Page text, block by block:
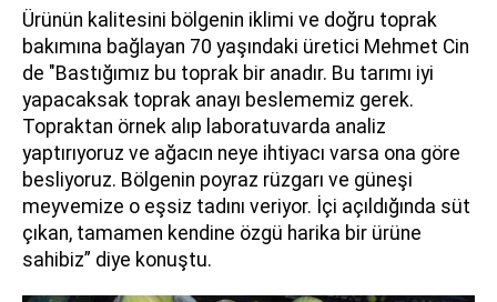
Ürünün kalitesini bölgenin iklimi ve doğru toprak
bakımına bağlayan 70 yaşındaki üretici Mehmet Cin
de "Bastığımız bu toprak bir anadır. Bu tarımı iyi
yapacaksak toprak anayı beslememiz gerek.
Topraktan örnek alıp laboratuvarda analiz
yaptırıyoruz ve ağacın neye ihtiyacı varsa ona göre
besliyoruz. Bölgenin poyraz rüzgarı ve güneşi
meyvemize o eşsiz tadını veriyor. İçi açıldığında süt
çıkan, tamamen kendine özgü harika bir ürüne
sahibiz” diye konuştu.